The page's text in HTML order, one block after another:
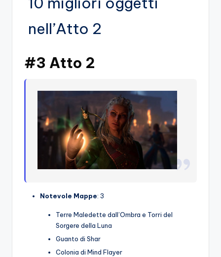
nell’Atto 2
#3 Atto 2
Notevole Mappe: 3
Terre Maledette dall’Ombra e Torri del
Sorgere della Luna
Guanto di Shar
Colonia di Mind Flayer